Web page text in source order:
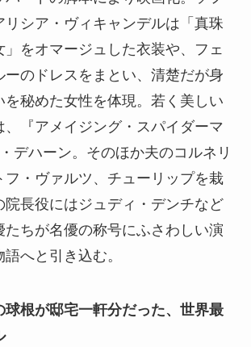
リシア・ヴィキャンデルは「真珠
をオマージュした衣装や、フェ
ーのドレスをまとい、清楚だが身
を秘めた女性を体現。若く美しい
、『アメイジング・スパイダーマ
デハーン。そのほか夫のコルネリ
フ・ヴァルツ、チューリップを栽
院長役にはジュディ・デンチなど
たちが名優の称号にふさわしい演
へと引き込む。
球根が邸宅一軒分だった、世界最